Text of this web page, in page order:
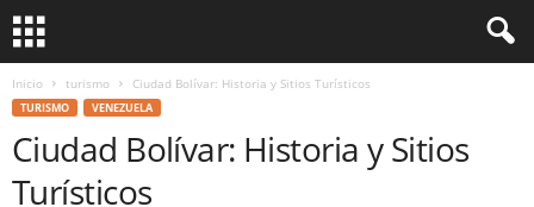
Inicio turismo Ciudad Bolívar: Historia y Sitios Turísticos
TURISMO VENEZUELA
Ciudad Bolívar: Historia y Sitios
Turísticos